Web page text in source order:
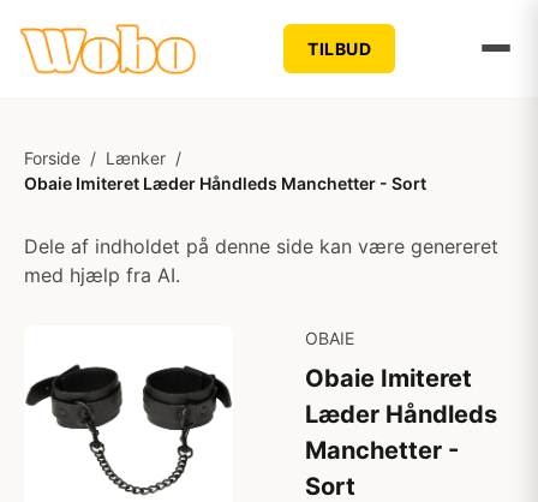
TILBUD
Forside / Lænker /
Obaie Imiteret Læder Håndleds Manchetter - Sort
Dele af indholdet på denne side kan være genereret
med hjælp fra AI.
OBAIE
Obaie Imiteret
Læder Håndleds
Manchetter -
Sort